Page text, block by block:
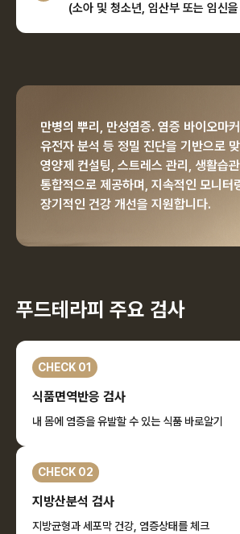
(소아 및 청소년, 임산부 또는 임신
만병의 뿌리, 만성염증. 염증 바이오마
유전자 분석 등 정밀 진단을 기반으로
영양제 컨설팅, 스트레스 관리, 생활습
통합적으로 제공하며, 지속적인 모니터
장기적인 건강 개선을 지원합니다.
푸드테라피 주요 검사
CHECK 01
식품면역반응 검사
내 몸에 염증을 유발할 수 있는 식품 바로알기
CHECK 02
지방산분석 검사
지방균형과 세포막 건강, 염증상태를 체크